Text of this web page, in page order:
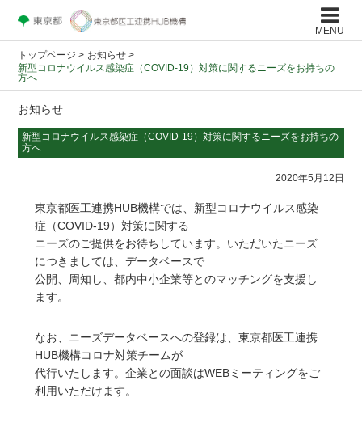
MENU
トップページ > お知らせ >
新型コロナウイルス感染症（COVID-19）対策に関するニーズをお持ちの
方へ
お知らせ
新型コロナウイルス感染症（COVID-19）対策に関するニーズをお持ちの
方へ
2020年5月12日
東京都医工連携HUB機構では、新型コロナウイルス感染
症（COVID-19）対策に関する
ニーズのご提供をお待ちしています。いただいたニーズ
につきましては、データベースで
公開、周知し、都内中小企業等とのマッチングを支援し
ます。
なお、ニーズデータベースへの登録は、東京都医工連携
HUB機構コロナ対策チームが
代行いたします。企業との面談はWEBミーティングをご
利用いただけます。